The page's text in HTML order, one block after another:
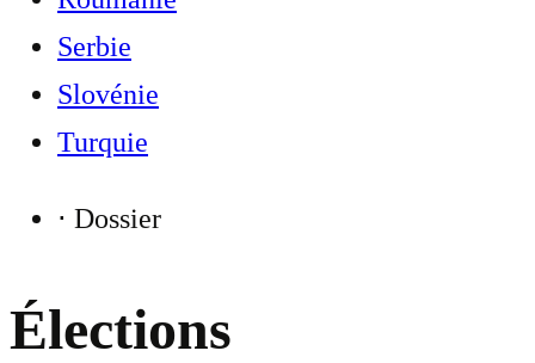
Serbie
Slovénie
Turquie
⋅ Dossier
Élections